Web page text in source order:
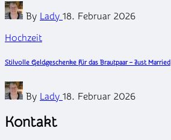
Posted
by
By Lady 18. Februar 2026
Posted
Hochzeit
Stilvolle Geldgeschenke für das Brautpaar – Just Married
Posted
by
By Lady 18. Februar 2026
Kontakt